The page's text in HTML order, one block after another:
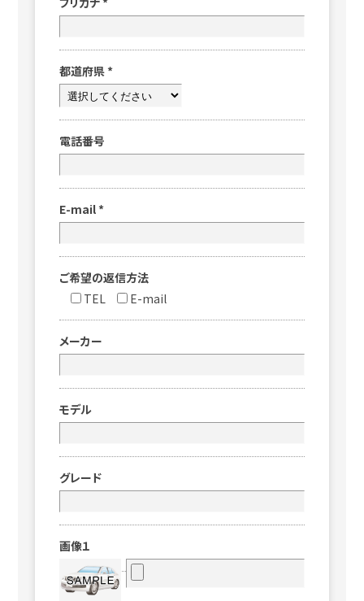
都道府県 *
電話番号
E-mail *
ご希望の返信方法
TEL
E-mail
メーカー
モデル
グレード
画像１